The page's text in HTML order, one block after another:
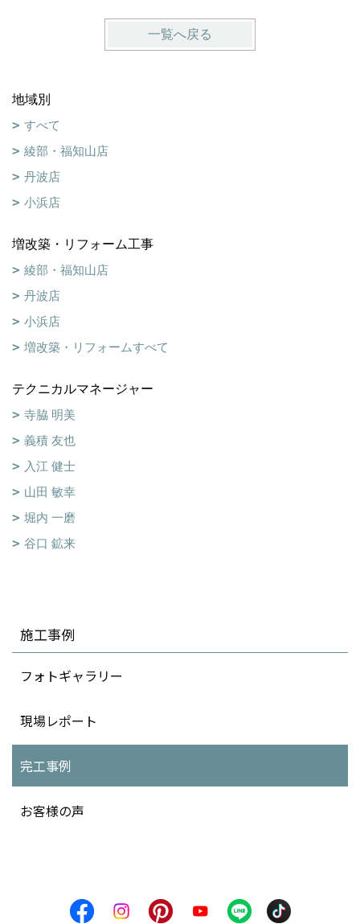
一覧へ戻る
地域別
すべて
綾部・福知山店
丹波店
小浜店
増改築・リフォーム工事
綾部・福知山店
丹波店
小浜店
増改築・リフォームすべて
テクニカルマネージャー
寺脇 明美
義積 友也
入江 健士
山田 敏幸
堀内 一磨
谷口 鉱来
施工事例
フォトギャラリー
現場レポート
完工事例
お客様の声